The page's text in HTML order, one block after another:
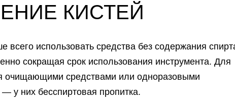
КИСТЕЙ
использовать средства без содержания
сокращая срок использования инструмента. Для
очищающими средствами или одноразовыми
у них бесспиртовая пропитка.